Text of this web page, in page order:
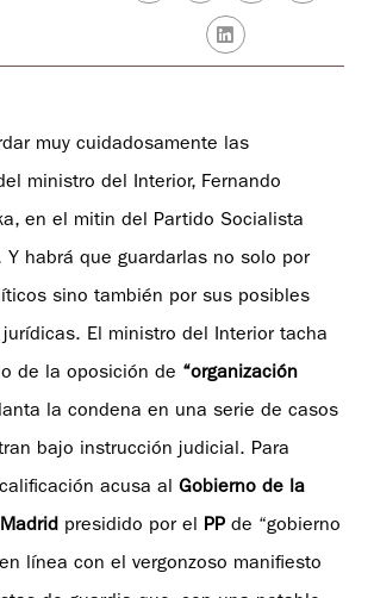
muy cuidadosamente las
ministro del Interior, Fernando
en el mitin del Partido Socialista
Y habrá que guardarlas no solo por
sino también por sus posibles
El ministro del Interior tacha
de la oposición de “organización
la condena en una serie de casos
bajo instrucción judicial. Para
acusa al Gobierno de la
presidido por el PP de “gobierno
línea con el vergonzoso manifiesto